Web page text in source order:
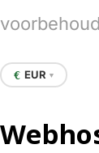
€ EUR ▼